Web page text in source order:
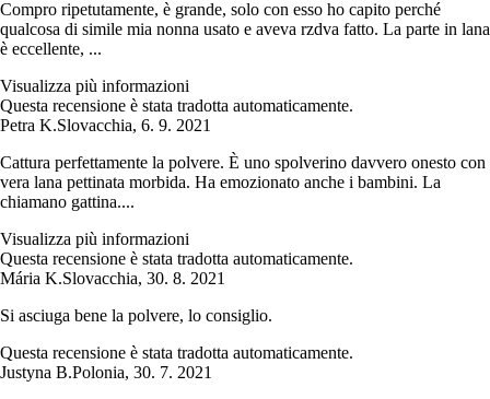
Compro ripetutamente, è grande, solo con esso ho capito perché
qualcosa di simile mia nonna usato e aveva rzdva fatto. La parte in lana
è eccellente, ...
Visualizza più informazioni
Questa recensione è stata tradotta automaticamente.
Petra K.Slovacchia, 6. 9. 2021
Cattura perfettamente la polvere. È uno spolverino davvero onesto con
vera lana pettinata morbida. Ha emozionato anche i bambini. La
chiamano gattina....
Visualizza più informazioni
Questa recensione è stata tradotta automaticamente.
Mária K.Slovacchia, 30. 8. 2021
Si asciuga bene la polvere, lo consiglio.
Questa recensione è stata tradotta automaticamente.
Justyna B.Polonia, 30. 7. 2021